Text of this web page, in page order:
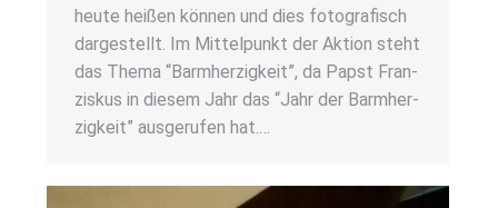
heu­te hei­ßen kön­nen und dies foto­gra­fisch
dar­ge­stellt. Im Mit­tel­punkt der Akti­on steht
das The­ma “Barm­her­zig­keit”, da Papst Fran­
zis­kus in die­sem Jahr das “Jahr der Barm­her­
zig­keit” aus­ge­ru­fen hat.…